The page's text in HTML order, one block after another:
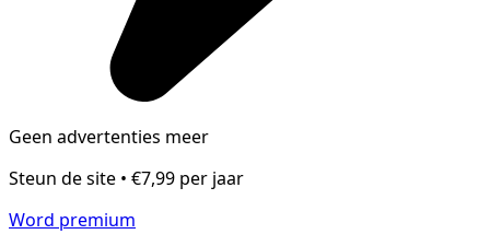
Geen advertenties meer
Steun de site • €7,99 per jaar
Word premium